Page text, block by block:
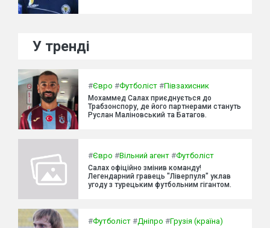
У тренді
#Євро #Футболіст #Півзахисник
Мохаммед Салах приєднується до
Трабзонспору, де його партнерами стануть
Руслан Маліновський та Батагов.
#Євро #Вільний агент #Футболіст
Салах офіційно змінив команду!
Легендарний гравець "Ліверпуля" уклав
угоду з турецьким футбольним гігантом.
#Футболіст #Дніпро #Грузія (країна)